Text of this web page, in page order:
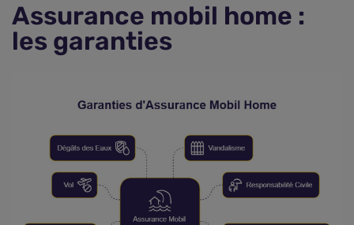
Assurance mobil home :
les garanties